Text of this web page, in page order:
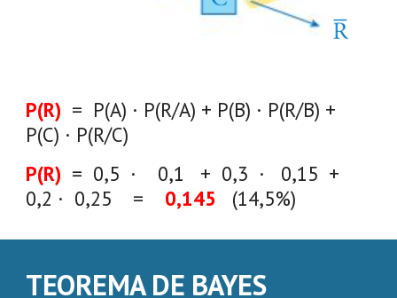
P(R) = P(A) · P(R/A) + P(B) · P(R/B) +
P(C) · P(R/C)
P(R) = 0,5 · 0,1 + 0,3 · 0,15 +
0,2 · 0,25 = 0,145 (14,5%)
TEOREMA DE BAYES